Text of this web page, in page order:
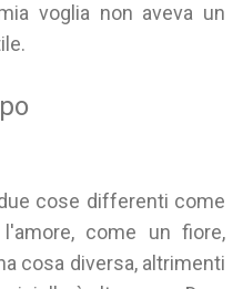
voglia non aveva un
cose differenti come
come un fiore,
cosa diversa, altrimenti